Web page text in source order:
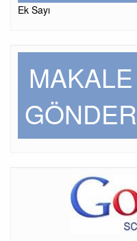
Ek Sayı
MAKALE
GÖNDER